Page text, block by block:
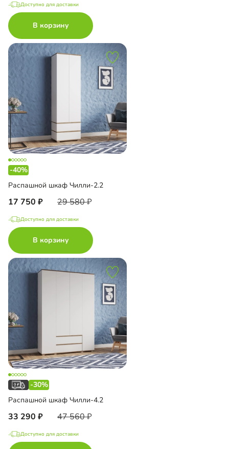
Доступно для доставки
В корзину
-40%
Распашной шкаф Чилли-2.2
17 750 29 580
Доступно для доставки
В корзину
-30%
Распашной шкаф Чилли-4.2
33 290 47 560
Доступно для доставки